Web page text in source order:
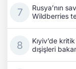
Rusya’nın
Wildberries
Kıyiv’de
dışişleri